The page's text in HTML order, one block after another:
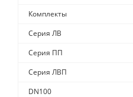
Комплекты
Серия ЛВ
Серия ПП
Серия ЛВП
DN100